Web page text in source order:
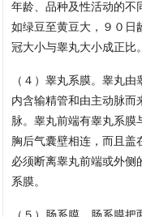
年龄、品种及性活动的不
如绿豆至黄豆大，９０日
冠大小与睾丸大小成正比。
（４）睾丸系膜。睾丸
内含输精管和由主动脉而
脉。睾丸前端有睾丸系膜
胸后气囊壁相连，而且盖
必须断离睾丸前端或外侧
系膜。